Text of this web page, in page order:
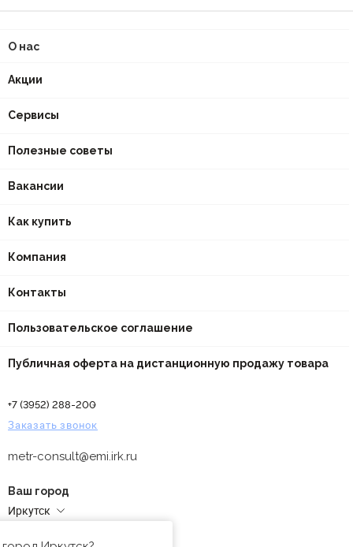
О нас
Акции
Сервисы
Полезные советы
Вакансии
Как купить
Компания
Контакты
Пользовательское соглашение
Публичная оферта на дистанционную продажу товара
+7 (3952) 288-200
Заказать звонок
metr-consult@emi.irk.ru
Ваш город
Иркутск